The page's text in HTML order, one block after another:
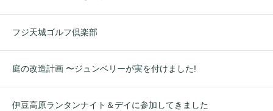
フジ天城ゴルフ倶楽部
庭の改造計画 〜ジュンベリーが実を付けました!
伊豆高原ランタンナイト＆デイに参加してきました